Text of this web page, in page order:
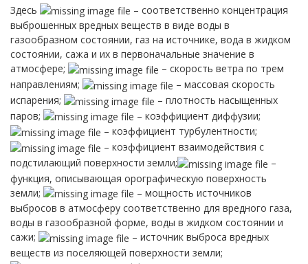
Здесь
– соответственно концентрация
выброшенных вредных веществ в виде воды в
газообразном состоянии, газ на источнике, вода в жидком
состоянии, сажа и их в первоначальные значение в
атмосфере;
– скорость ветра по трем
направлениям;
– массовая скорость
испарения;
– плотность насыщенных
паров;
– коэффициент диффузии;
– коэффициент турбулентности;
– коэффициент взаимодействия с
подстилающий поверхности земли;
–
функция, описывающая орографическую поверхность
земли;
– мощность источников
выбросов в атмосферу соответственно для вредного газа,
воды в газообразной форме, воды в жидком состоянии и
сажи;
– источник выброса вредных
веществ из поселяющей поверхности земли;